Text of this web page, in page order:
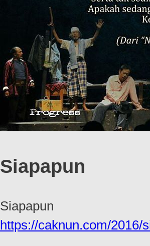
Siapapun
Siapapun
https://caknun.com/2016/